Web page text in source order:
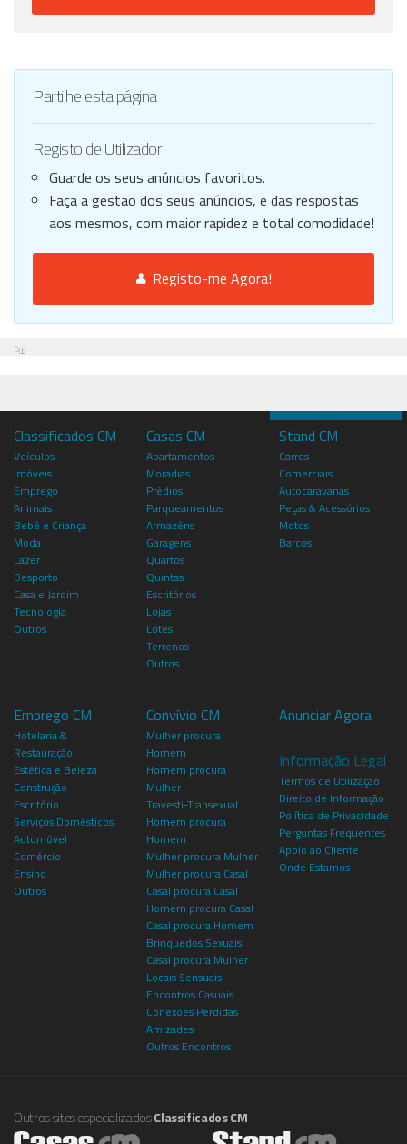
Partilhe esta página
Registo de Utilizador
Guarde os seus anúncios favoritos.
Faça a gestão dos seus anúncios, e das respostas
aos mesmos, com maior rapidez e total comodidade!
Registo-me Agora!
Pub
Classificados CM
Veículos
Imóveis
Emprego
Animais
Bebé e Criança
Moda
Lazer
Desporto
Casa e Jardim
Tecnologia
Outros
Casas CM
Apartamentos
Moradias
Prédios
Parqueamentos
Armazéns
Garagens
Quartos
Quintas
Escritórios
Lojas
Lotes
Terrenos
Outros
Stand CM
Carros
Comerciais
Autocaravanas
Peças & Acessórios
Motos
Barcos
Emprego CM
Hotelaria &
Restauração
Estética e Beleza
Construção
Escritório
Serviços Domésticos
Automóvel
Comércio
Ensino
Outros
Convívio CM
Mulher procura
Homem
Homem procura
Mulher
Travesti-Transexual
Homem procura
Homem
Mulher procura Mulher
Mulher procura Casal
Casal procura Casal
Homem procura Casal
Casal procura Homem
Brinquedos Sexuais
Casal procura Mulher
Locais Sensuais
Encontros Casuais
Conexões Perdidas
Amizades
Outros Encontros
Anunciar Agora
Informação Legal
Termos de Utilização
Direito de Informação
Política de Privacidade
Perguntas Frequentes
Apoio ao Cliente
Onde Estamos
Outros sites especializadosClassificados CM